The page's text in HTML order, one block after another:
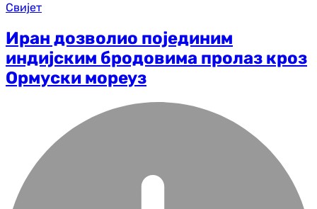
Свијет
Иран дозволио појединим
индијским бродовима пролаз кроз
Ормуски мореуз